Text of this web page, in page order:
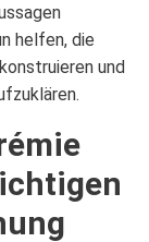
helfen, die
und